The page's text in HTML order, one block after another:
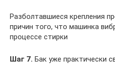
Разболтавшиеся крепления
причин того, что машинка
процессе стирки
Шаг 7. Бак уже практически